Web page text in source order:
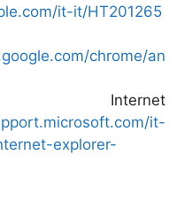
it-it/HT201265
chrome/an
Internet
it-
explorer-